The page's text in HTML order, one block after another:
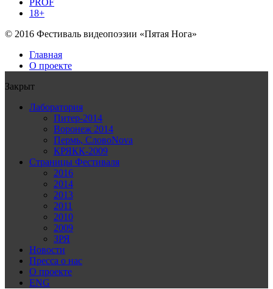
PROF
18+
© 2016 Фестиваль видеопоэзии «Пятая Нога»
Главная
О проекте
Закрыт
Лаборатория
Питер-2014
Воронеж 2014
Пермь, СловоNova
КРЯКК-2009
Страницы Фестиваля
2016
2014
2013
2011
2010
2009
ЗРЯ
Новости
Пресса о нас
О проекте
ENG